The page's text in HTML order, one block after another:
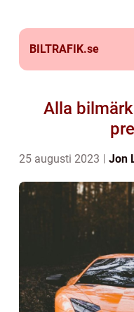
BILTRAFIK.se
Alla
25 augusti 2023 Jon